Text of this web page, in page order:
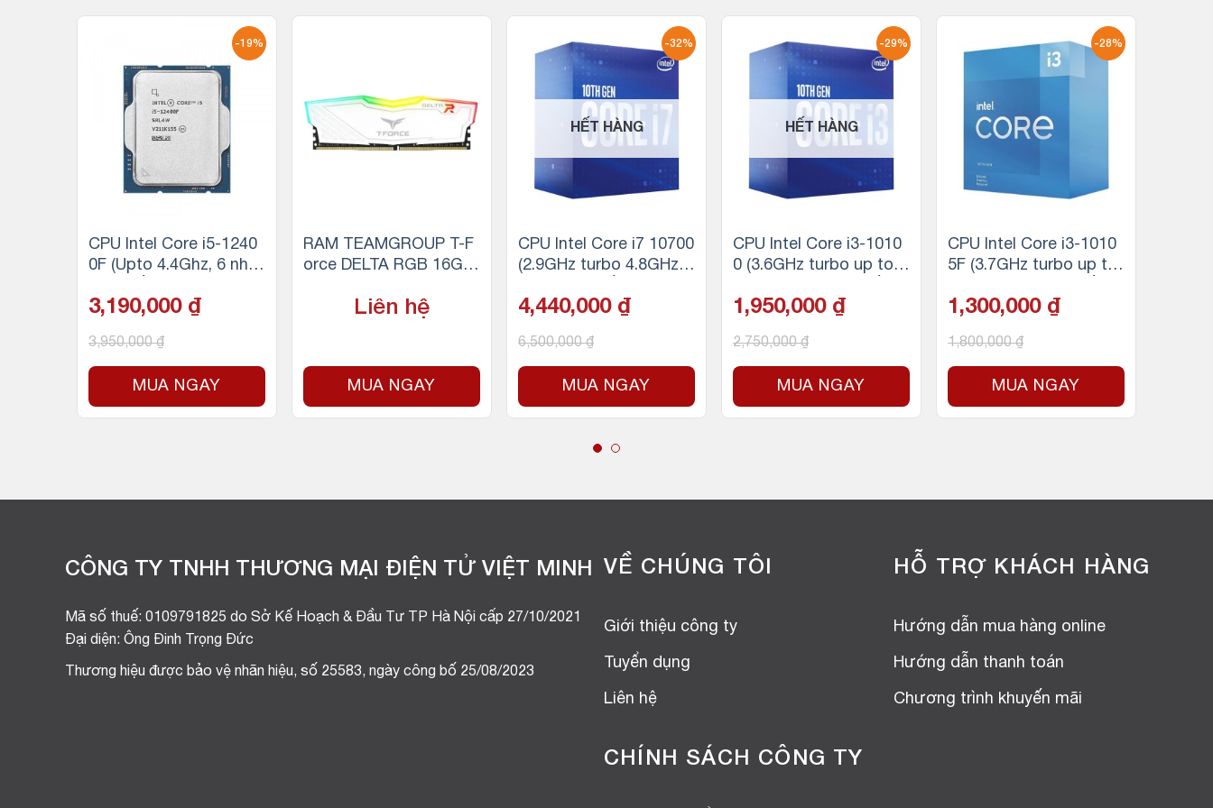
-19%
CPU Intel Core i5-1240
0F (Upto 4.4Ghz, 6 nhâ
e, 65W) – Tray
3,190,000 ₫
3,950,000₫
MUA NGAY
RAM TEAMGROUP T-F
orce DELTA RGB 16GB
Hz (Trắng)Liên hệ
MUA NGAY
-32%
HẾT HÀNG
CPU Intel Core i7 10700
(2.9GHz turbo 4.8GHz |
Cache | 65W)
4,440,000 ₫
6,500,000₫
MUA NGAY
-29%
HẾT HÀNG
CPU Intel Core i3-1010
0 (3.6GHz turbo up to
6MB Cache, 65W) – So
1,950,000 ₫
2,750,000₫
MUA NGAY
-28%
CPU Intel Core i3-1010
5F (3.7GHz turbo up to
6MB Cache, 65W)
1,300,000 ₫
1,800,000₫
MUA NGAY
CÔNG TY TNHH THƯƠNG MẠI ĐIỆN TỬ VIỆT MINH
Mã số thuế: 0109791825 do Sở Kế Hoạch & Đầu Tư TP Hà Nội cấp 27/10/2021
Đại diện: Ông Đinh Trọng Đức
Thương hiệu được bảo vệ nhãn hiệu, số 25583, ngày công bố 25/08/2023
VỀ CHÚNG TÔI
Giới thiệu công ty
Tuyển dụng
Liên hệ
HỖ TRỢ KHÁCH HÀNG
Hướng dẫn mua hàng online
Hướng dẫn thanh toán
Chương trình khuyến mãi
CHÍNH SÁCH CÔNG TY